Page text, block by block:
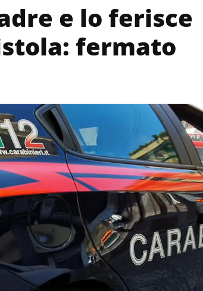
e lo ferisce
fermato